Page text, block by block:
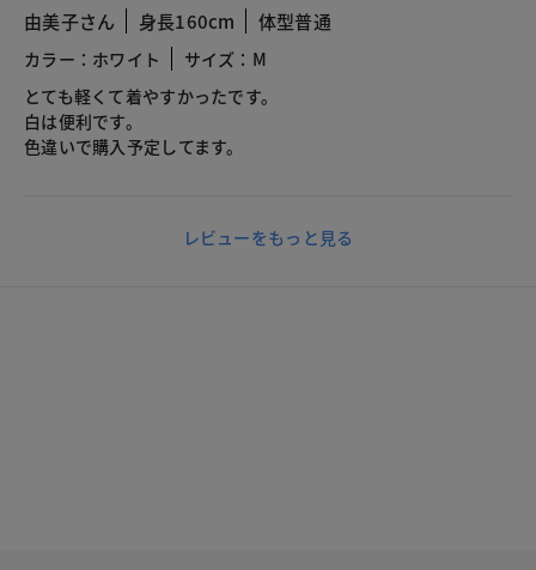
由美子さん 身長160cm 体型普通
カラー：ホワイト
サイズ：M
とても軽くて着やすかったです。
白は便利です。
色違いで購入予定してます。
レビューをもっと見る